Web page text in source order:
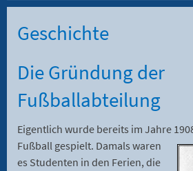
Geschichte
Die Gründung der
Fußballabteilung
Eigentlich wurde bereits im Jahre
Fußball gespielt. Damals waren
es Studenten in den Ferien, die